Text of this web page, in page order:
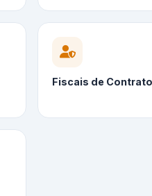
Fiscais de